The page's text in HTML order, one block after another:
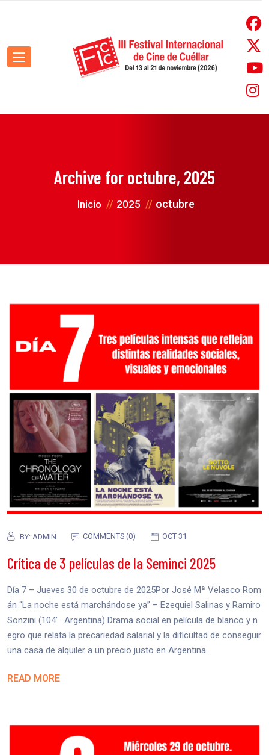
Archive foroctubre, 2025
Inicio 2025 octubre
BY: ADMIN COMMENTS (0) OCT 31
Crítica de 3 películas de la Seminci 2025
Día 7 – Jueves 30 de octubre de 2025Por José Mª Velasco Rom
án “La noche está marchándose ya” – Ezequiel Salinas y Ramiro
Sonzini (104’ · Argentina) Drama social en película de blanco y n
egro que relata la precariedad salarial y la dificultad de conseguir
una casa de alquiler a un precio justo en Argentina.
READ MORE